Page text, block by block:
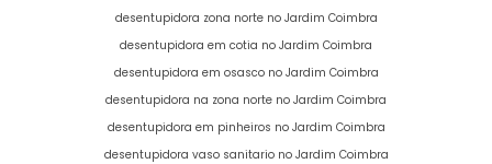
desentupidora zona norte no Jardim Coimbra
desentupidora em cotia no Jardim Coimbra
desentupidora em osasco no Jardim Coimbra
desentupidora na zona norte no Jardim Coimbra
desentupidora em pinheiros no Jardim Coimbra
desentupidora vaso sanitario no Jardim Coimbra